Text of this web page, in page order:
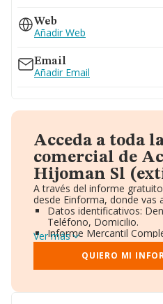
Web
Añadir Web
Email
Añadir Email
Acceda a toda
comercial de
Hijoman Sl
A través del informe
desde Einforma, donde vas
Datos identificativos:
Teléfono, Domicilio.
Informe Mercantil
Gráficos de Evolución
Consejo de
Directivos y Ejecutivos.
Ver más
QUIERO MI